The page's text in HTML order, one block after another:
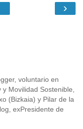
›
voluntario en
Movilidad Sostenible,
(Bizkaia) y Pilar de la
exPresidente de